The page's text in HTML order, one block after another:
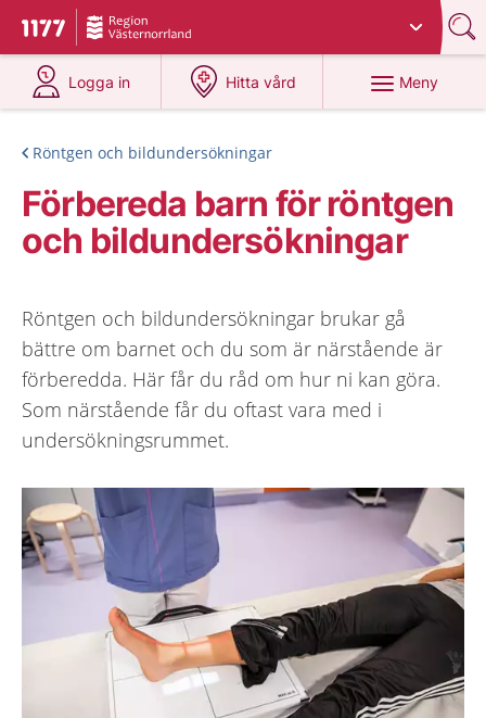
Till startsidan för 1177
Du har valt region
Logga in
på 1177.se
Hitta vård
på 1177.se
Meny
Röntgen och bildundersökningar
Förbereda barn för röntgen
och bildundersökningar
Röntgen och bildundersökningar brukar gå
bättre om barnet och du som är närstående är
förberedda. Här får du råd om hur ni kan göra.
Som närstående får du oftast vara med i
undersökningsrummet.